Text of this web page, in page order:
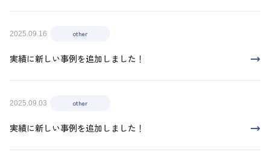
2025.09.16 other
実績に新しい事例を追加しました！
2025.09.03 other
実績に新しい事例を追加しました！